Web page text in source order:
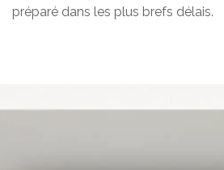
préparé dans les plus brefs délais.